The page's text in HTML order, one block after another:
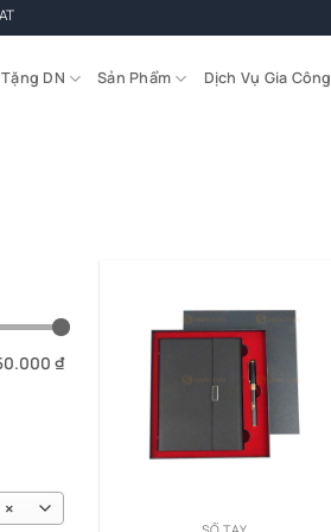
DN Sản Phẩm Dịch Vụ Gia Công
₫
×